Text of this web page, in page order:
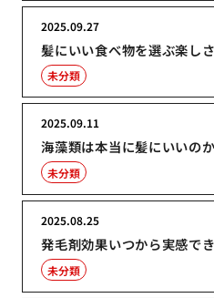
髪にいい食べ物を選ぶ楽しさ
2025.09.27
未分類
海藻類は本当に髪にいいのか
2025.09.11
未分類
発毛剤効果いつから実感で
2025.08.25
未分類